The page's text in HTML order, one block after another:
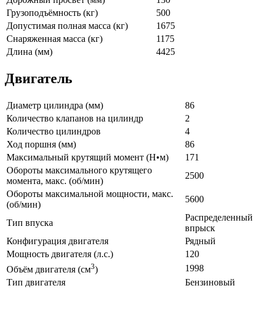
Грузоподъёмность (кг)
500
Допустимая полная масса (кг)
1675
Снаряженная масса (кг)
1175
Длина (мм)
4425
Двигатель
Диаметр цилиндра (мм)
86
Количество клапанов на цилиндр
2
Количество цилиндров
4
Ход поршня (мм)
86
Максимальный крутящий момент (Н•м)
171
Обороты максимального крутящего
момента, макс. (об/мин)
2500
Обороты максимальной мощности, макс.
(об/мин)
5600
Тип впуска
Распределенный
впрыск
Конфигурация двигателя
Рядный
Мощность двигателя (л.с.)
120
Объём двигателя (см3)
1998
Тип двигателя
Бензиновый